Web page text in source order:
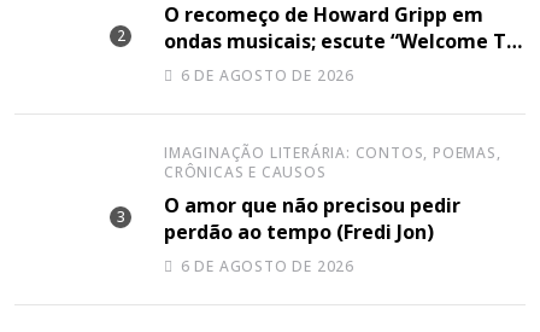
O recomeço de Howard Gripp em
ondas musicais; escute “Welcome To
Your Life”
6 DE AGOSTO DE 2026
IMAGINAÇÃO LITERÁRIA: CONTOS, POEMAS,
CRÔNICAS E CAUSOS
O amor que não precisou pedir
perdão ao tempo (Fredi Jon)
6 DE AGOSTO DE 2026